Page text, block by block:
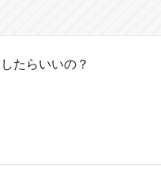
たらいいの？